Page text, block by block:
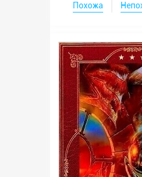
Похожа